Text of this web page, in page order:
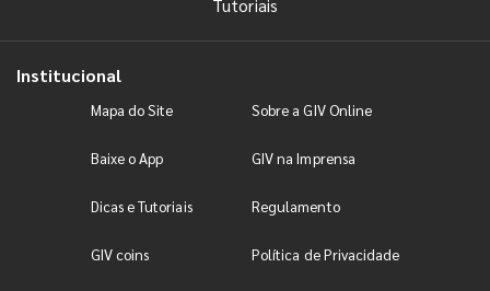
Tutoriais
Institucional
Mapa do Site Sobre a GIV Online
Baixe o App GIV na Imprensa
Dicas e Tutoriais Regulamento
GIV coins Política de Privacidade